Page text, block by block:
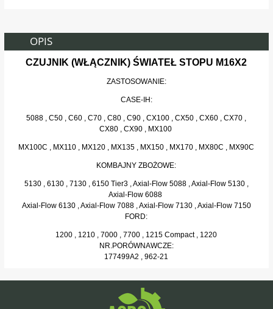
OPIS
CZUJNIK (WŁĄCZNIK) ŚWIATEŁ STOPU M16X2
ZASTOSOWANIE:
CASE-IH:
5088 , C50 , C60 , C70 , C80 , C90 , CX100 , CX50 , CX60 , CX70 ,
CX80 , CX90 , MX100
MX100C , MX110 , MX120 , MX135 , MX150 , MX170 , MX80C , MX90C
KOMBAJNY ZBOŻOWE:
5130 , 6130 , 7130 , 6150 Tier3 , Axial-Flow 5088 , Axial-Flow 5130 ,
Axial-Flow 6088
Axial-Flow 6130 , Axial-Flow 7088 , Axial-Flow 7130 , Axial-Flow 7150
FORD:
1200 , 1210 , 7000 , 7700 , 1215 Compact , 1220
NR.PORÓWNAWCZE:
177499A2 , 962-21